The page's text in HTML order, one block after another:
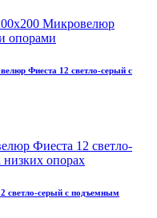
Фиеста 12 светло-серый с
светло-серый с подъемным